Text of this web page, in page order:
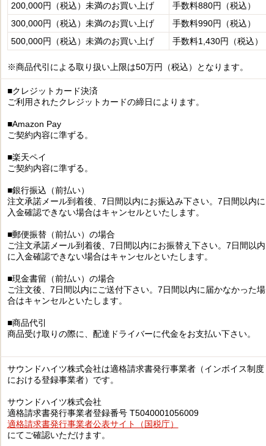
200,000円（税込）未満のお買い上げ
手数料880円（税込）
300,000円（税込）未満のお買い上げ
手数料990円（税込）
500,000円（税込）未満のお買い上げ
手数料1,430円（税込）
※商品代引による取り扱い上限は50万円（税込）となります。
■クレジットカード決済
ご利用されたクレジットカードの締日によります。
■Amazon Pay
ご契約内容に準ずる。
■楽天ペイ
ご契約内容に準ずる。
■銀行振込（前払い）
注文承諾メール到着後、7日間以内にお振込み下さい。7日間以内に
入金確認できない場合はキャンセルといたします。
■郵便振替（前払い）の場合
ご注文承諾メール到着後、7日間以内にお振替え下さい。7日間以内
に入金確認できない場合はキャンセルといたします。
■現金書留（前払い）の場合
ご注文後、7日間以内にご送付下さい。7日間以内に届かなかった場
合はキャンセルといたします。
■商品代引
商品受け取りの際に、配達ドライバーに代金をお支払い下さい。
サウンドハイツ株式会社は適格請求書発行事業者（インボイス制度
における登録事業者）です。
サウンドハイツ株式会社
適格請求書発行事業者登録番号 T5040001056009
適格請求書発行事業者公表サイト（国税庁）
にてご確認いただけます。